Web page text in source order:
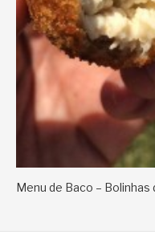
Menu de Baco –